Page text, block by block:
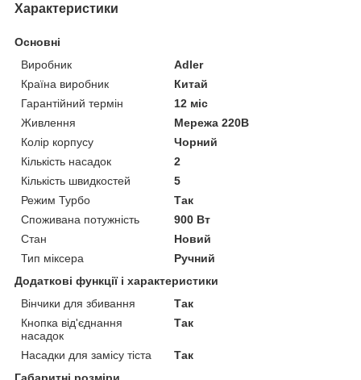
Характеристики
Основні
Виробник
Adler
Країна виробник
Китай
Гарантійний термін
12 міс
Живлення
Мережа 220В
Колір корпусу
Чорний
Кількість насадок
2
Кількість швидкостей
5
Режим Турбо
Так
Споживана потужність
900 Вт
Стан
Новий
Тип міксера
Ручний
Додаткові функції і характеристики
Вінчики для збивання
Так
Кнопка від'єднання
насадок
Так
Насадки для замісу тіста
Так
Габаритні розміри